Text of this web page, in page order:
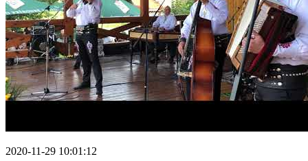
2020-11-29 10:01:12